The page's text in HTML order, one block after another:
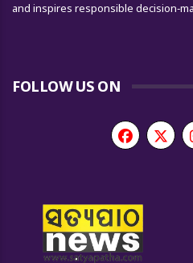
and inspires responsible decision-
FOLLOW US ON